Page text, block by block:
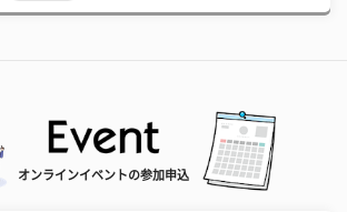
オンラインイベントの参加申込